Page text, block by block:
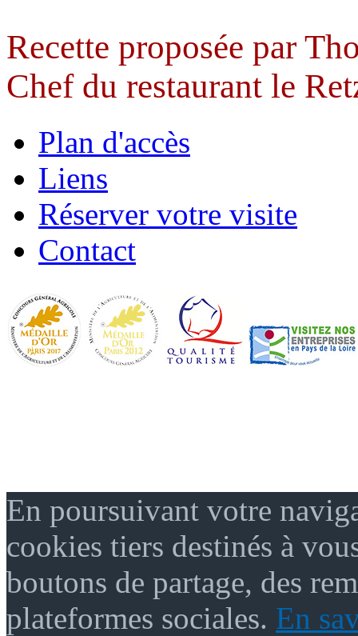
Recette proposée par
Chef du restaurant le
Plan d'accès
Liens
Réserver votre visite
Contact
En poursuivant votre
cookies tiers destinés à
boutons de partage, des
plateformes sociales. En